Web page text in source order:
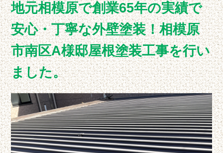
地元相模原で創業65年の実績で
安心・丁寧な外壁塗装！相模原
市南区A様邸屋根塗装工事を行い
ました。